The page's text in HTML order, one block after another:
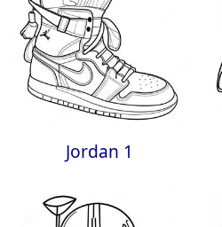
Jordan 1